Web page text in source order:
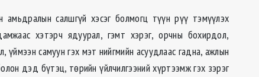
амьдралын салшгүй хэсэг болмогц түүн рүү тэмүүлэх
хэтэрч ядуурал, гэмт хэрэг, орчны бохирдол,
үймээн самуун гэх мэт нийгмийн асуудлаас гадна, ажлын
дэд бүтэц, төрийн үйлчилгээний хүртээмж гэх зэрэг